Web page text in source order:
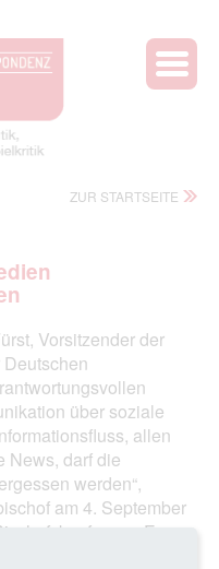
ZUR STARTSEITE
Vorsitzender der
über soziale
allen
News, darf die
werden“,
am 4. September
Es
und den Nutzen der